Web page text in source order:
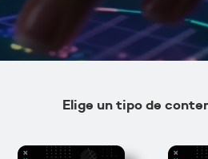
Elige un tipo de